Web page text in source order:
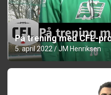
På trening med CFL-
5. april 2022 JM Henriksen